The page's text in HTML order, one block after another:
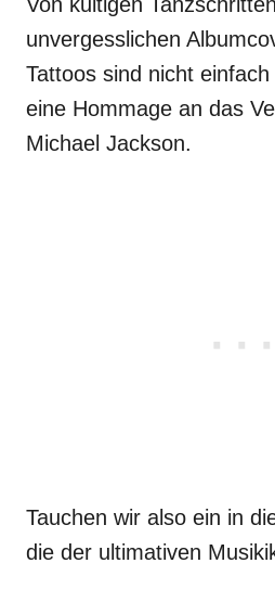
unvergesslichen
Tattoos sind nicht
eine Hommage an das
Michael Jackson.
Tauchen wir also ein in
die der ultimativen